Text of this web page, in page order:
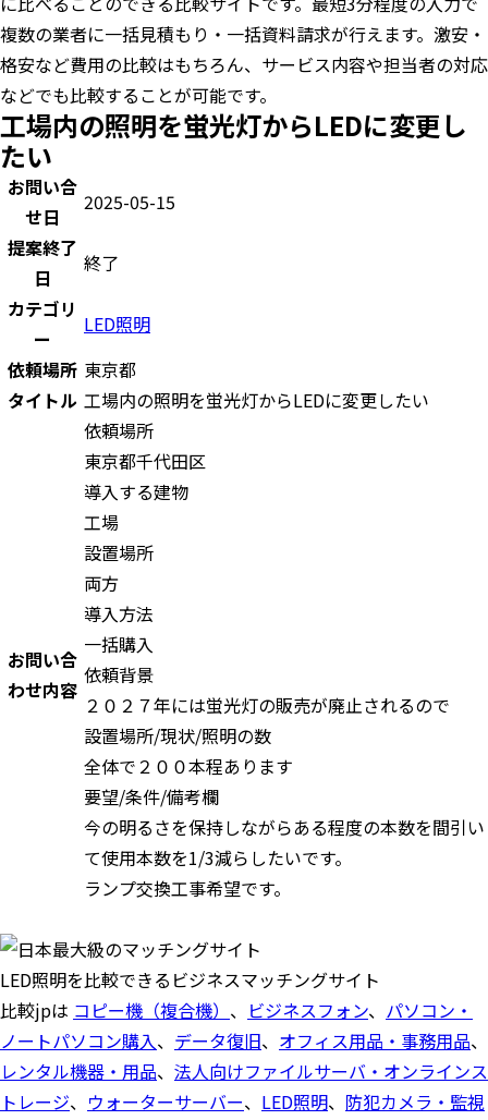
複数の業者に一括見積もり・一括資料請求が行えます。激安・
格安など費用の比較はもちろん、サービス内容や担当者の対応
などでも比較することが可能です。
工場内の照明を蛍光灯からLEDに変更し
たい
お問い合
せ日
2025-05-15
提案終了
日
終了
カテゴリ
ー
LED照明
依頼場所 東京都
タイトル 工場内の照明を蛍光灯からLEDに変更したい
お問い合
わせ内容
依頼場所
東京都千代田区
導入する建物
工場
設置場所
両方
導入方法
一括購入
依頼背景
２０２７年には蛍光灯の販売が廃止されるので
設置場所/現状/照明の数
全体で２００本程あります
要望/条件/備考欄
今の明るさを保持しながらある程度の本数を間引い
て使用本数を1/3減らしたいです。
ランプ交換工事希望です。
LED照明を比較できるビジネスマッチングサイト
比較jpは コピー機（複合機） 、 ビジネスフォン、 パソコン・
ノートパソコン購入、 データ復旧、 オフィス用品・事務用品、
レンタル機器・用品、 法人向けファイルサーバ・オンラインス
トレージ、 ウォーターサーバー、 LED照明、 防犯カメラ・監視